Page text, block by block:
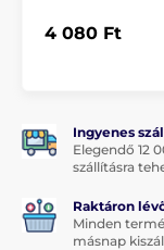
4 080 Ft
Ingyenes
Elegendő 12
szállításra
Raktáron
Minden
másnap